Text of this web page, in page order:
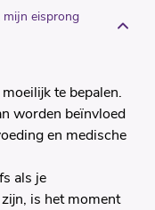
eisprong
te bepalen.
worden beïnvloed
en medische
als je
is het moment